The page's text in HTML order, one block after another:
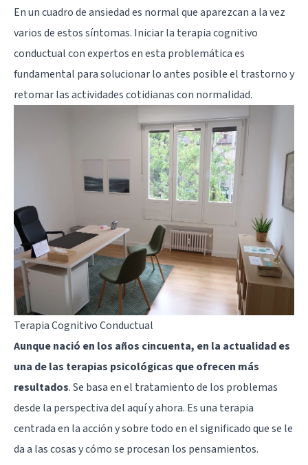
En un cuadro de ansiedad es normal que aparezcan a la vez
varios de estos síntomas. Iniciar la terapia cognitivo
conductual con expertos en esta problemática es
fundamental para solucionar lo antes posible el trastorno y
retomar las actividades cotidianas con normalidad.
Terapia Cognitivo Conductual
Aunque nació en los años cincuenta, en la actualidad es
una de las terapias psicológicas que ofrecen más
resultados. Se basa en el tratamiento de los problemas
desde la perspectiva del aquí y ahora. Es una terapia
centrada en la acción y sobre todo en el significado que se le
da a las cosas y cómo se procesan los pensamientos.